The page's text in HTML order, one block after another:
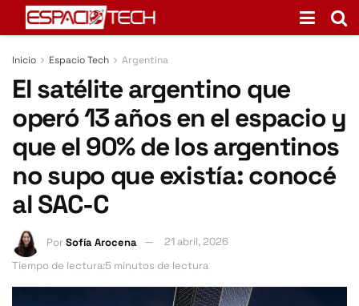
Inicio Espacio Tech Argentina
El satélite argentino que
operó 13 años en el espacio y
que el 90% de los argentinos
no supo que existía: conocé
al SAC-C
PorSofía Arocena
21 abril, 2026
Tiempo de lectura:5 minutos de lectura